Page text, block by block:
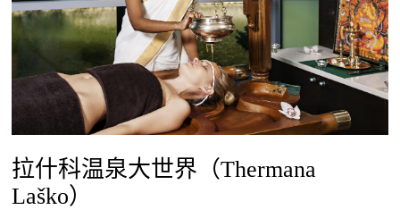
拉什科温泉大世界（Thermana
Laško）